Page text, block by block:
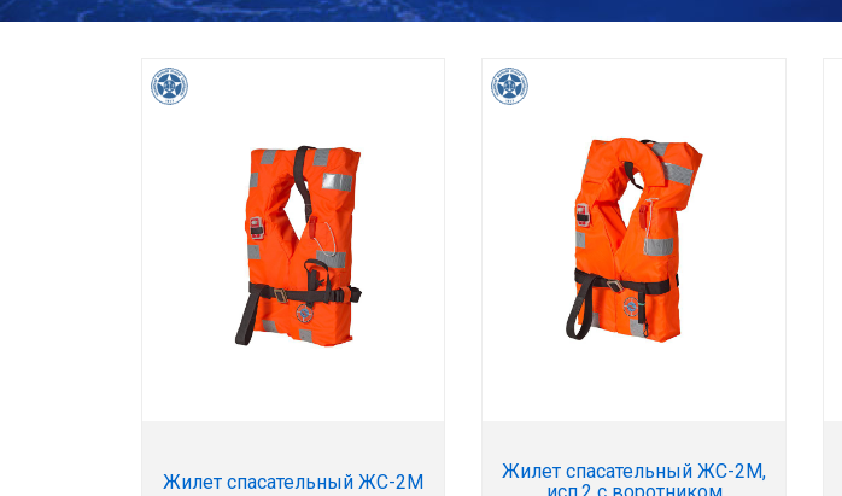
Жилет спасательный ЖС-2М
Жилет спасательный ЖС-2М,